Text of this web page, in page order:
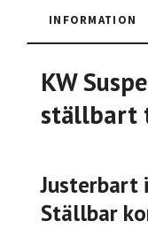
INFORMATION
KW
ställbart
Justerbart
Ställbar